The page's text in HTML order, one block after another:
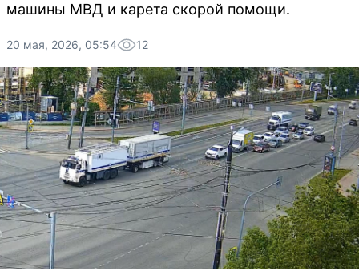
машины МВД и карета скорой помощи.
20 мая, 2026, 05:54 12